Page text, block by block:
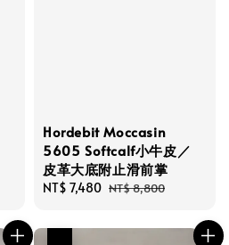
Hordebit Moccasin
5605 Softcalf小牛皮／
皮革大底附止滑前掌
Sale
NT$ 7,480 Regular
NT$ 8,800